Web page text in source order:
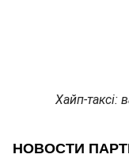
Хайп-таксі: